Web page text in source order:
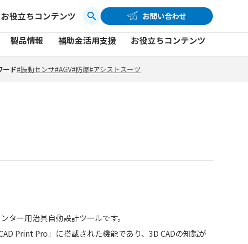
お問い合わせ
製品一覧
お役立ちコンテンツ
取扱製品 社員ブログ
ード#振動センサ#AGV#防爆#アシストスーツ
コーポレートサイト お問い合わせ
製品情報
製品一覧
補助金活用支援 お役立ちコンテンツ
取扱製品 社員ブログ
ード#振動センサ#AGV#防爆#アシストスーツ
ター用治具自動設計ツールです。
Print Pro」に搭載された機能であり、3D CADの知識が